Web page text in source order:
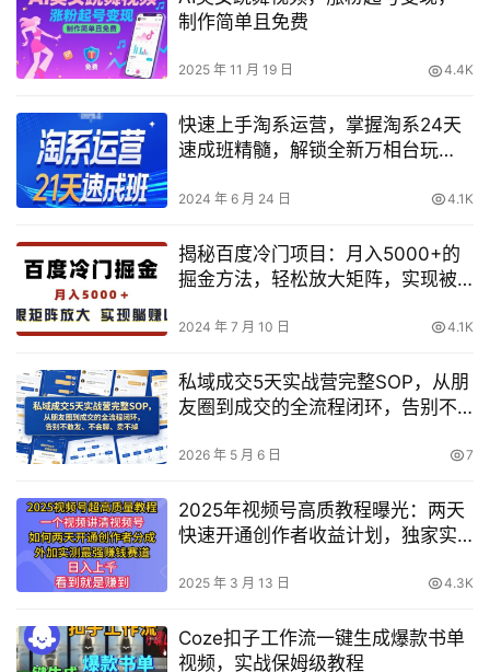
制作简单且免费
2025 年 11 月 19 日 4.4K
快速上手淘系运营，掌握淘系24天
速成班精髓，解锁全新万相台玩
2024 年 6 月 24 日 4.1K
揭秘百度冷门项目：月入5000+的
掘金方法，轻松放大矩阵，实现被
2024 年 7 月 10 日 4.1K
私域成交5天实战营完整SOP，从朋
友圈到成交的全流程闭环，告别不
2026 年 5 月 6 日 7
2025年视频号高质教程曝光：两天
快速开通创作者收益计划，独家实
分享
2025 年 3 月 13 日 4.3K
Coze扣子工作流一键生成爆款书单
视频，实战保姆级教程